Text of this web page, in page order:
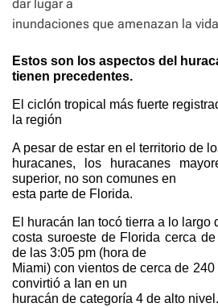
dar lugar a
inundaciones que amenazan la
Estos son los aspectos del
tienen precedentes.
El ciclón tropical más fuerte
la región
A pesar de estar en el territorio de
huracanes, los huracanes
superior, no son comunes en
esta parte de Florida.
El huracán Ian tocó tierra a lo largo
costa suroeste de Florida cerca
de las 3:05 pm (hora de
Miami) con vientos de cerca de
convirtió a Ian en un
huracán de categoría 4 de alto nivel.